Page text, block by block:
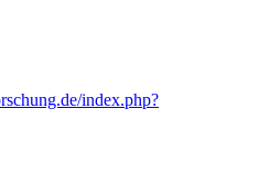
index.php?